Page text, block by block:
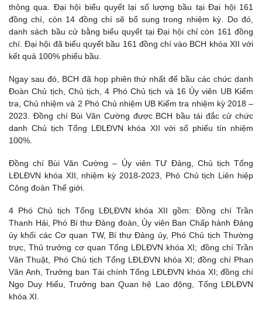
thông qua. Đại hội biểu quyết lại số lượng bầu tại Đại hội 161
đồng chí, còn 14 đồng chí sẽ bổ sung trong nhiệm kỳ. Do đó,
danh sách bầu cử bằng biểu quyết tại Đại hội chỉ còn 161 đồng
chí. Đại hội đã biểu quyết bầu 161 đồng chí vào BCH khóa XII với
kết quả 100% phiếu bầu.
Ngay sau đó, BCH đã họp phiên thứ nhất để bầu các chức danh
Đoàn Chủ tịch, Chủ tịch, 4 Phó Chủ tịch và 16 Ủy viên UB Kiểm
tra, Chủ nhiệm và 2 Phó Chủ nhiệm UB Kiểm tra nhiệm kỳ 2018 –
2023. Đồng chí Bùi Văn Cường được BCH bầu tái đắc cử chức
danh Chủ tịch Tổng LĐLĐVN khóa XII với số phiếu tín nhiệm
100%.
Đồng chí Bùi Văn Cường – Ủy viên TƯ Đảng, Chủ tịch Tổng
LĐLĐVN khóa XII, nhiệm kỳ 2018-2023, Phó Chủ tịch Liên hiệp
Công đoàn Thế giới.
4 Phó Chủ tịch Tổng LĐLĐVN khóa XII gồm: Đồng chí Trần
Thanh Hải, Phó Bí thư Đảng đoàn, Ủy viên Ban Chấp hành Đảng
ủy khối các Cơ quan TW, Bí thư Đảng ủy, Phó Chủ tịch Thường
trực, Thủ trưởng cơ quan Tổng LĐLĐVN khóa XI; đồng chí Trần
Văn Thuật, Phó Chủ tịch Tổng LĐLĐVN khóa XI; đồng chí Phan
Văn Anh, Trưởng ban Tài chính Tổng LĐLĐVN khóa XI; đồng chí
Ngọ Duy Hiểu, Trưởng ban Quan hệ Lao động, Tổng LĐLĐVN
khóa XI.